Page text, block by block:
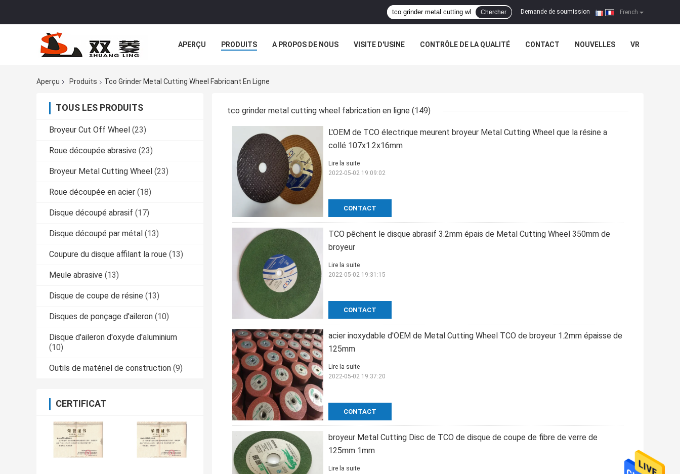
French
Demande de soumission |
Chercher
APERÇU PRODUITS A PROPOS DE NOUS VISITE D'USINE CONTRÔLE DE LA QUALITÉ CONTACT NOUVELLES VR
Aperçu Produits Tco Grinder Metal Cutting Wheel Fabricant En Ligne
TOUS LES PRODUITS
Broyeur Cut Off Wheel (23)
Roue découpée abrasive (23)
Broyeur Metal Cutting Wheel (23)
Roue découpée en acier (18)
Disque découpé abrasif (17)
Disque découpé par métal (13)
Coupure du disque affilant la roue (13)
Meule abrasive (13)
Disque de coupe de résine (13)
Disques de ponçage d'aileron (10)
Disque d'aileron d'oxyde d'aluminium
(10)
Outils de matériel de construction (9)
CERTIFICAT
tco grinder metal cutting wheel fabrication en ligne (149)
L'OEM de TCO électrique meurent broyeur Metal Cutting Wheel que la résine a
collé 107x1.2x16mm
CONTACT
Lire la suite
2022-05-02 19:09:02
TCO pêchent le disque abrasif 3.2mm épais de Metal Cutting Wheel 350mm de
broyeur
CONTACT
Lire la suite
2022-05-02 19:31:15
acier inoxydable d'OEM de Metal Cutting Wheel TCO de broyeur 1.2mm épaisse de
125mm
CONTACT
Lire la suite
2022-05-02 19:37:20
broyeur Metal Cutting Disc de TCO de disque de coupe de fibre de verre de
125mm 1mm
Lire la suite